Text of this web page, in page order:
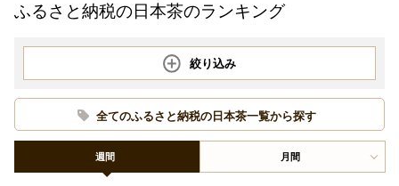
ふるさと納税の日本茶のランキング
絞り込み
全てのふるさと納税の日本茶一覧から探す
週間 月間